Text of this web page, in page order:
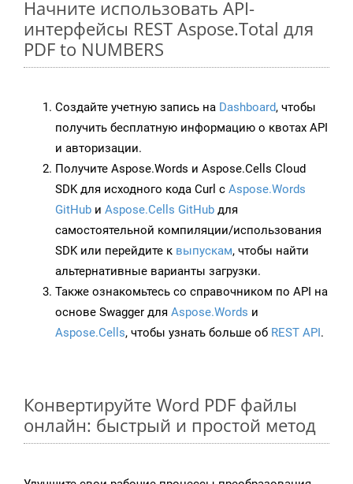
Начните использовать API-
интерфейсы REST Aspose.Total для
PDF to NUMBERS
Создайте учетную запись на Dashboard, чтобы
получить бесплатную информацию о квотах API
и авторизации.
Получите Aspose.Words и Aspose.Cells Cloud
SDK для исходного кода Curl с Aspose.Words
GitHub и Aspose.Cells GitHub для
самостоятельной компиляции/использования
SDK или перейдите к выпускам, чтобы найти
альтернативные варианты загрузки.
Также ознакомьтесь со справочником по API на
основе Swagger для Aspose.Words и
Aspose.Cells, чтобы узнать больше об REST API.
Конвертируйте Word PDF файлы
онлайн: быстрый и простой метод